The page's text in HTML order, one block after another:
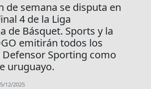
de semana se disputa en
4 de la Liga
de Básquet. Sports y la
emitirán todos los
Sporting como
uruguayo.
12/2025